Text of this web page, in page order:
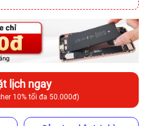
lịch ngay
10% tối đa 50.000đ)